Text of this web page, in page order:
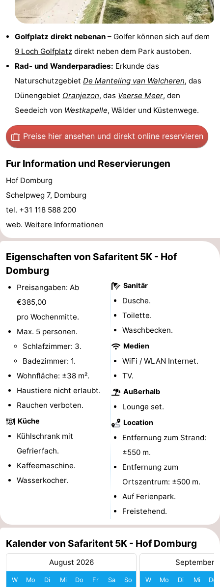
Natur
Sport
Schwimmbader
Wandern
-
Reiten
-
Reitschulen
-
Golfplatze
-
Sportangeln
Mondriaan
Toorop
Essen
trinken
Veranstaltungen
Ringstechen
Forum
-
Parken
Reisebuchshop
Medizin
Adressen
Region
Duiveland
-
Brouwershaven
Golfplatz direkt nebenan – Golfer können sich auf dem
9 Loch Golfplatz direkt neben dem Park austoben.
Rad- und Wanderparadies: Erkunde das
Naturschutzgebiet De Manteling van Walcheren, das
Dünengebiet Oranjezon, das Veerse Meer, den
Seedeich von Westkapelle, Wälder und Küstenwege.
Preise hier ansehen und direkt online reservieren
Fur Information und Reservierungen
Hof Domburg
Schelpweg 7, Domburg
tel. +31 118 588 200
web. Weitere Informationen
Eigenschaften von Safaritent 5K - Hof
Domburg
Preisangaben: Ab
€385,00
pro Wochenmitte.
Max. 5 personen.
Schlafzimmer: 3.
Badezimmer: 1.
Wohnfläche: ±38 m².
Haustiere nicht erlaubt.
Rauchen verboten.
Küche
Kühlschrank mit
Gefrierfach.
Kaffeemaschine.
Wasserkocher.
Sanitär
Dusche.
Toilette.
Waschbecken.
Medien
WiFi / WLAN Internet.
TV.
Außerhalb
Lounge set.
Location
Entfernung zum Strand:
±550 m.
Entfernung zum
Ortszentrum: ±500 m.
Auf Ferienpark.
Freistehend.
Kalender von Safaritent 5K - Hof Domburg
August 2026
W Mo Di Mi Do Fr Sa So
September
W Mo Di Mi Do